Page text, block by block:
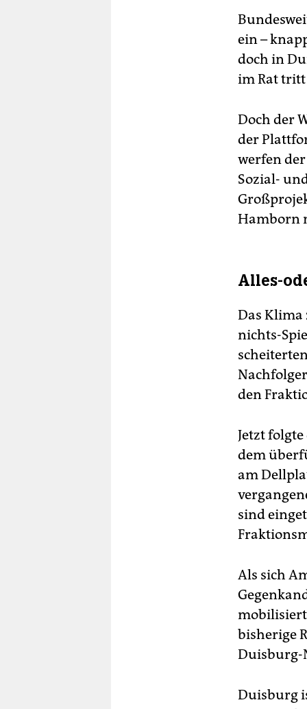
ein –
doch in
im Rat tritt
Doch der
der
werfen
Sozial-
Hamborn
Alles-
Das Klima
nichts-
den
Jetzt
dem
am
sind
Als sich
mobilisiert
bisherige
Duisburg-
Duisburg